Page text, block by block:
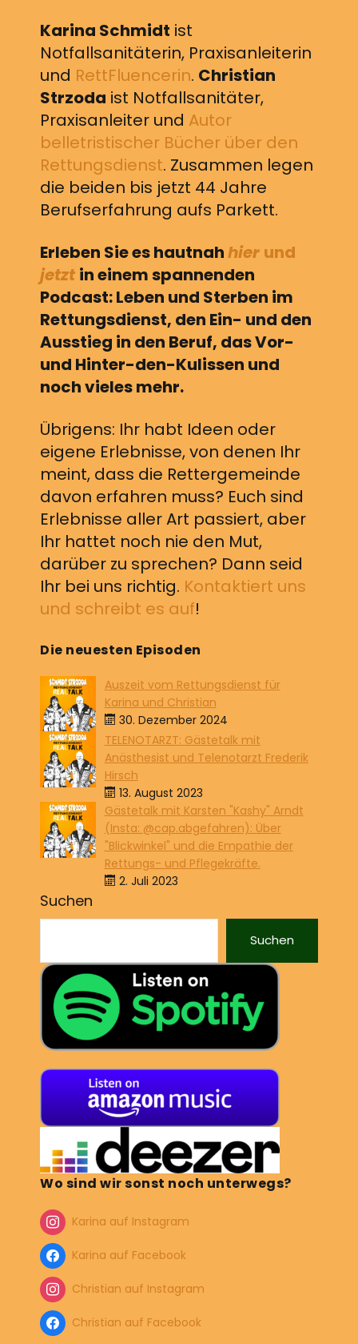
Karina Schmidt ist
Notfallsanitäterin, Praxisanleiterin
und RettFluencerin. Christian
Strzoda ist Notfallsanitäter,
Praxisanleiter und Autor
belletristischer Bücher über den
Rettungsdienst. Zusammen legen
die beiden bis jetzt 44 Jahre
Berufserfahrung aufs Parkett.
Erleben Sie es hautnahhier und
jetzt in einem spannenden
Podcast: Leben und Sterben im
Rettungsdienst, den Ein- und den
Ausstieg in den Beruf, das Vor-
und Hinter-den-Kulissen und
noch vieles mehr.
Übrigens: Ihr habt Ideen oder
eigene Erlebnisse, von denen Ihr
meint, dass die Rettergemeinde
davon erfahren muss? Euch sind
Erlebnisse aller Art passiert, aber
Ihr hattet noch nie den Mut,
darüber zu sprechen? Dann seid
Ihr bei uns richtig. Kontaktiert uns
und schreibt es auf!
Die neuesten Episoden
Auszeit vom Rettungsdienst für
Karina und Christian
30. Dezember 2024
TELENOTARZT: Gästetalk mit
Anästhesist und Telenotarzt Frederik
Hirsch
13. August 2023
Gästetalk mit Karsten "Kashy" Arndt
(Insta: @cap.abgefahren): Über
"Blickwinkel" und die Empathie der
Rettungs- und Pflegekräfte.
2. Juli 2023
Suchen
Suchen
Wo sind wir sonst noch unterwegs?
Karina auf Instagram
Karina auf Facebook
Christian auf Instagram
Christian auf Facebook